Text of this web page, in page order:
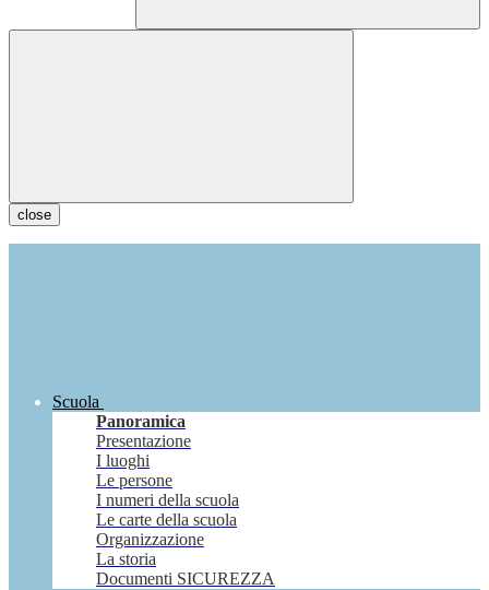
close
Scuola
Panoramica
Presentazione
I luoghi
Le persone
I numeri della scuola
Le carte della scuola
Organizzazione
La storia
Documenti SICUREZZA